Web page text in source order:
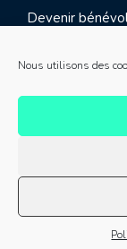
Nous utilisons des
Devenir
Contact
© SINE QUA